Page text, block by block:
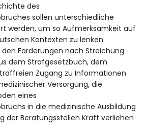
des
sollen unterschiedliche
werden, um so Aufmerksamkeit auf
Kontexten zu lenken.
Forderungen nach Streichung
dem Strafgesetzbuch, dem
Zugang zu Informationen
Versorgung, die
eines
in die medizinische Ausbildung
der Beratungsstellen Kraft verliehen